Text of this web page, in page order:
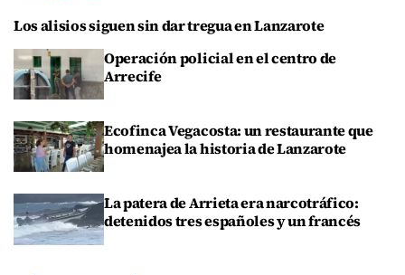
Los alisios siguen sin dar tregua en Lanzarote
Operación policial en el centro de
Arrecife
Ecofinca Vegacosta: un restaurante que
homenajea la historia de Lanzarote
La patera de Arrieta era narcotráfico:
detenidos tres españoles y un francés